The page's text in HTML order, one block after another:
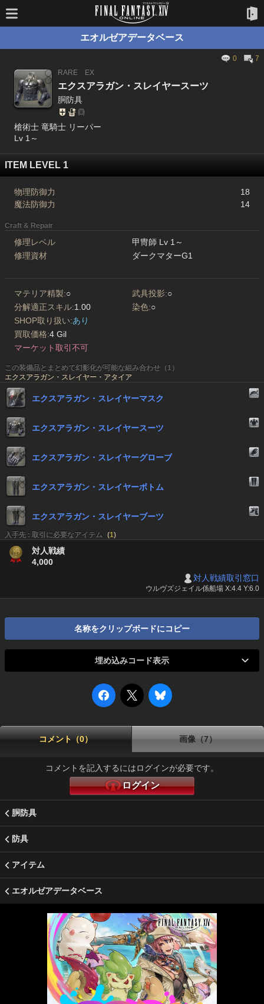
エオルゼアデータベース
0
7
RARE
EX
エクスアラガン・スレイヤースーツ
胴防具
槍術士 竜騎士 リーパー
Lv 1～
ITEM LEVEL 1
物理防御力
18
魔法防御力
14
Craft & Repair
修理レベル
甲冑師 Lv 1～
修理資材
ダークマターG1
マテリア精製:○ 武具投影:○
分解適正スキル:1.00 染色:○
SHOP取り扱い:あり
買取価格:4 Gil
マーケット取引不可
この装備品とまとめて幻影化が可能な組み合わせ（1）
エクスアラガン・スレイヤー・アタイア
エクスアラガン・スレイヤーマスク
エクスアラガン・スレイヤースーツ
エクスアラガン・スレイヤーグローブ
エクスアラガン・スレイヤーボトム
エクスアラガン・スレイヤーブーツ
入手先 : 取引に必要なアイテム (1)
対人戦績
4,000
対人戦績取引窓口
ウルヴズジェイル係船場 X:4.4 Y:6.0
名称をクリップボードにコピー
埋め込みコード表示
コメント（0） 画像（7）
コメントを記入するにはログインが必要です。
ログイン
胴防具
防具
アイテム
エオルゼアデータベース